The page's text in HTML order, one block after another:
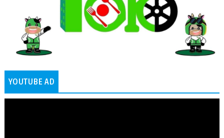
YOUTUBE AD